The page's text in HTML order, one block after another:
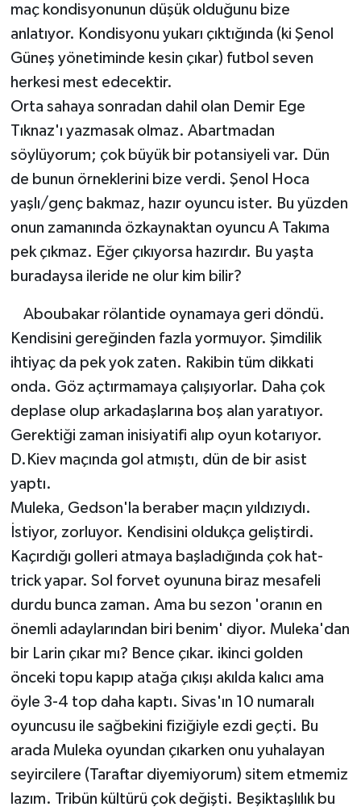
maç kondisyonunun düşük olduğunu bize
anlatıyor. Kondisyonu yukarı çıktığında (ki Şenol
Güneş yönetiminde kesin çıkar) futbol seven
herkesi mest edecektir.
Orta sahaya sonradan dahil olan Demir Ege
Tıknaz'ı yazmasak olmaz. Abartmadan
söylüyorum; çok büyük bir potansiyeli var. Dün
de bunun örneklerini bize verdi. Şenol Hoca
yaşlı/genç bakmaz, hazır oyuncu ister. Bu yüzden
onun zamanında özkaynaktan oyuncu A Takıma
pek çıkmaz. Eğer çıkıyorsa hazırdır. Bu yaşta
buradaysa ileride ne olur kim bilir?
Aboubakar rölantide oynamaya geri döndü.
Kendisini gereğinden fazla yormuyor. Şimdilik
ihtiyaç da pek yok zaten. Rakibin tüm dikkati
onda. Göz açtırmamaya çalışıyorlar. Daha çok
deplase olup arkadaşlarına boş alan yaratıyor.
Gerektiği zaman inisiyatifi alıp oyun kotarıyor.
D.Kiev maçında gol atmıştı, dün de bir asist
yaptı.
Muleka, Gedson'la beraber maçın yıldızıydı.
İstiyor, zorluyor. Kendisini oldukça geliştirdi.
Kaçırdığı golleri atmaya başladığında çok hat-
trick yapar. Sol forvet oyununa biraz mesafeli
durdu bunca zaman. Ama bu sezon 'oranın en
önemli adaylarından biri benim' diyor. Muleka'dan
bir Larin çıkar mı? Bence çıkar. ikinci golden
önceki topu kapıp atağa çıkışı akılda kalıcı ama
öyle 3-4 top daha kaptı. Sivas'ın 10 numaralı
oyuncusu ile sağbekini fiziğiyle ezdi geçti. Bu
arada Muleka oyundan çıkarken onu yuhalayan
seyircilere (Taraftar diyemiyorum) sitem etmemiz
lazım. Tribün kültürü çok değişti. Beşiktaşlılık bu